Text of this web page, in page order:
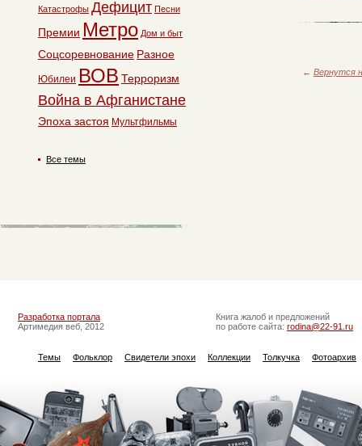
← Вернутся
Катастрофы Дефицит Песни
Премии Метро Дом и быт
Соцсоревнование Разное
Юбилеи ВОВ Терроризм
Война в Афганистане
Эпоха застоя Мультфильмы
Все темы
Разработка портала
Артимедия веб, 2012
Книга жалоб и предложений
по работе сайта: rodina@22-91.ru
Темы Фольклор Свидетели эпохи Коллекции Толкучка Фотоархив